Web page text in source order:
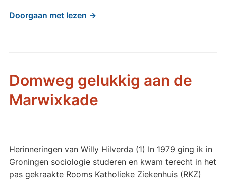
Doorgaan met lezen →
Domweg gelukkig aan de
Marwixkade
Herinneringen van Willy Hilverda (1) In 1979 ging ik in
Groningen sociologie studeren en kwam terecht in het
pas gekraakte Rooms Katholieke Ziekenhuis (RKZ)